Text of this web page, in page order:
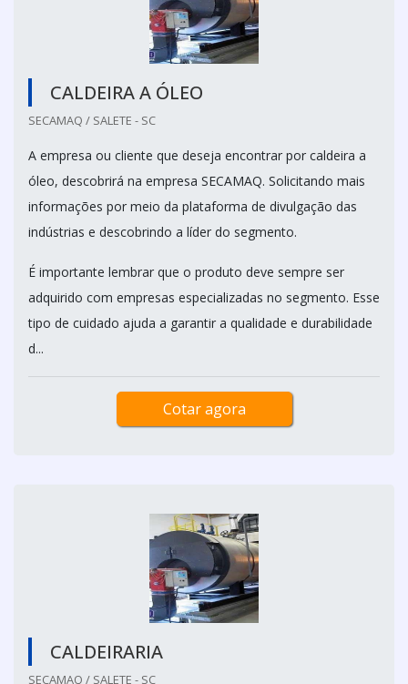
CALDEIRA A ÓLEO
SECAMAQ / SALETE - SC
A empresa ou cliente que deseja encontrar por caldeira a
óleo, descobrirá na empresa SECAMAQ. Solicitando mais
informações por meio da plataforma de divulgação das
indústrias e descobrindo a líder do segmento.
É importante lembrar que o produto deve sempre ser
adquirido com empresas especializadas no segmento. Esse
tipo de cuidado ajuda a garantir a qualidade e durabilidade
d...
Cotar agora
CALDEIRARIA
SECAMAQ / SALETE - SC